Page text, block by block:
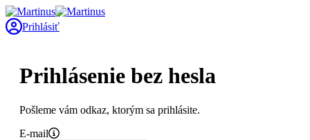
Prihlásiť
Prihlásenie bez hesla
Pošleme vám odkaz, ktorým sa prihlásite.
E-mail